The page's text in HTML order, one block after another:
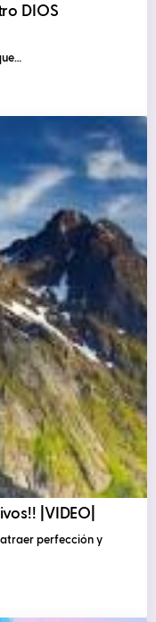
DIOS
|VIDEO|
perfección y